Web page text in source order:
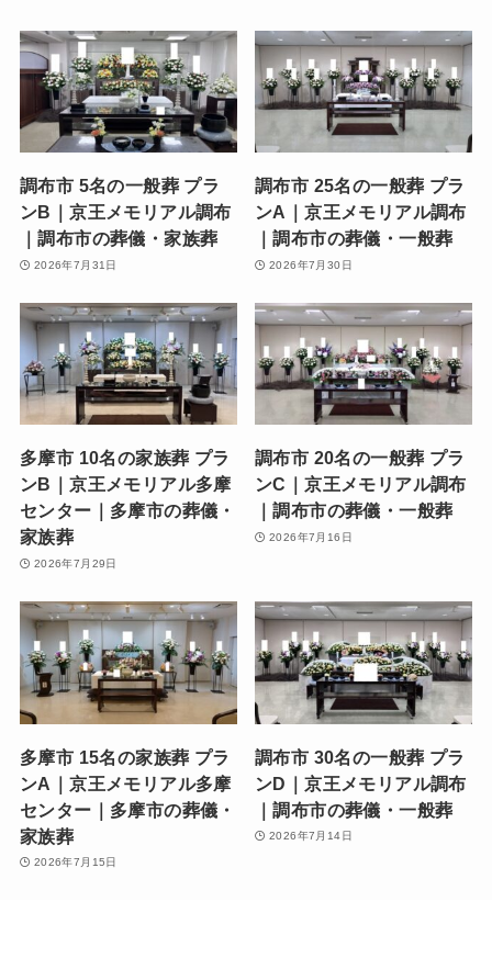
調布市 5名の一般葬 プラ
ンB｜京王メモリアル調布
｜調布市の葬儀・家族葬
2026年7月31日
調布市 25名の一般葬 プラ
ンA｜京王メモリアル調布
｜調布市の葬儀・一般葬
2026年7月30日
多摩市 10名の家族葬 プラ
ンB｜京王メモリアル多摩
センター｜多摩市の葬儀・
家族葬
2026年7月29日
調布市 20名の一般葬 プラ
ンC｜京王メモリアル調布
｜調布市の葬儀・一般葬
2026年7月16日
多摩市 15名の家族葬 プラ
ンA｜京王メモリアル多摩
センター｜多摩市の葬儀・
家族葬
2026年7月15日
調布市 30名の一般葬 プラ
ンD｜京王メモリアル調布
｜調布市の葬儀・一般葬
2026年7月14日